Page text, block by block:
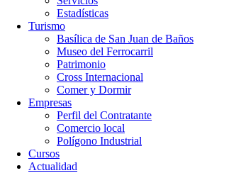
Estadísticas
Turismo
Basílica de San Juan de Baños
Museo del Ferrocarril
Patrimonio
Cross Internacional
Comer y Dormir
Empresas
Perfil del Contratante
Comercio local
Polígono Industrial
Cursos
Actualidad